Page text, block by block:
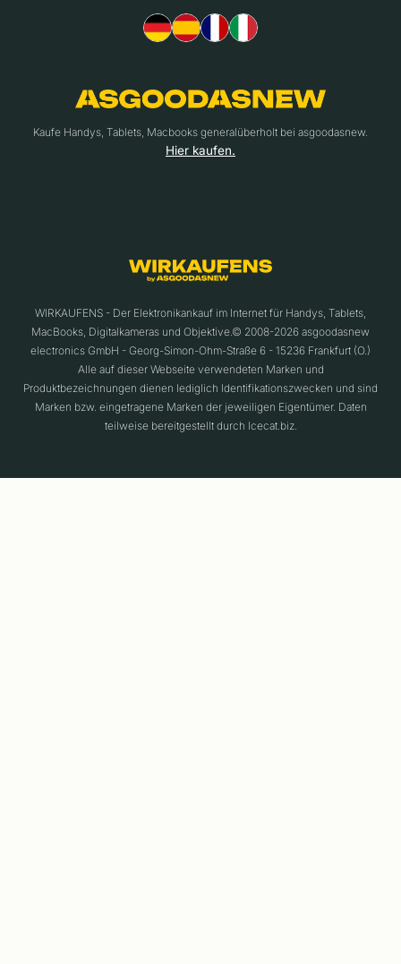
Kaufe Handys, Tablets, Macbooks generalüberholt bei asgoodasnew.
Hier kaufen.
WIRKAUFENS - Der Elektronikankauf im Internet für Handys, Tablets,
MacBooks, Digitalkameras und Objektive.© 2008-2026 asgoodasnew
electronics GmbH - Georg-Simon-Ohm-Straße 6 - 15236 Frankfurt (O.)
Alle auf dieser Webseite verwendeten Marken und
Produktbezeichnungen dienen lediglich Identifikationszwecken und sind
Marken bzw. eingetragene Marken der jeweiligen Eigentümer. Daten
teilweise bereitgestellt durch Icecat.biz.